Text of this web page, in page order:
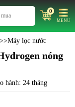
0
MENU
>>Máy lọc nước
nóng
hành: 24 tháng